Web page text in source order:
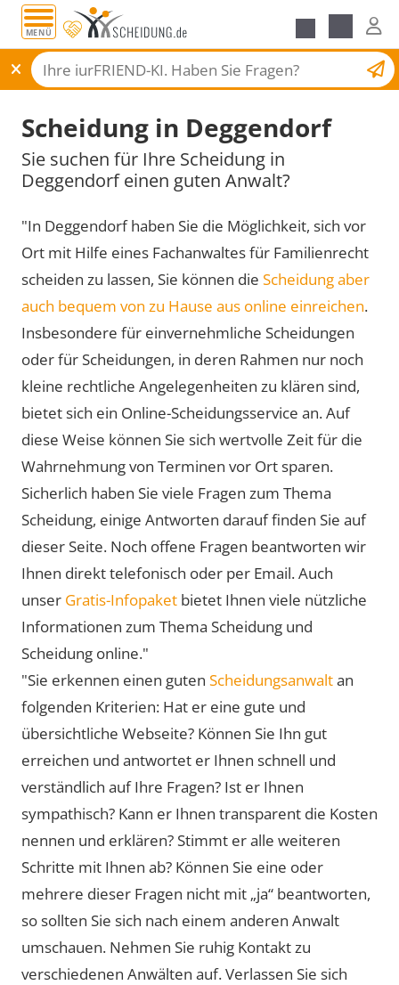
MENÜ
Scheidungsantrag
Scheidung in Deggendorf
Sie suchen für Ihre Scheidung in
Deggendorf einen guten Anwalt?
"In Deggendorf haben Sie die Möglichkeit, sich vor
Ort mit Hilfe eines Fachanwaltes für Familienrecht
scheiden zu lassen, Sie können die Scheidung aber
auch bequem von zu Hause aus online einreichen.
Insbesondere für einvernehmliche Scheidungen
oder für Scheidungen, in deren Rahmen nur noch
kleine rechtliche Angelegenheiten zu klären sind,
bietet sich ein Online-Scheidungsservice an. Auf
diese Weise können Sie sich wertvolle Zeit für die
Wahrnehmung von Terminen vor Ort sparen.
Sicherlich haben Sie viele Fragen zum Thema
Scheidung, einige Antworten darauf finden Sie auf
dieser Seite. Noch offene Fragen beantworten wir
Ihnen direkt telefonisch oder per Email. Auch
unser Gratis-Infopaket bietet Ihnen viele nützliche
Informationen zum Thema Scheidung und
Scheidung online."
"Sie erkennen einen guten Scheidungsanwaltan
folgenden Kriterien: Hat er eine gute und
übersichtliche Webseite? Können Sie Ihn gut
erreichen und antwortet er Ihnen schnell und
verständlich auf Ihre Fragen? Ist er Ihnen
sympathisch? Kann er Ihnen transparent die Kosten
nennen und erklären? Stimmt er alle weiteren
Schritte mit Ihnen ab? Können Sie eine oder
mehrere dieser Fragen nicht mit „ja“ beantworten,
so sollten Sie sich nach einem anderen Anwalt
umschauen. Nehmen Sie ruhig Kontakt zu
verschiedenen Anwälten auf. Verlassen Sie sich